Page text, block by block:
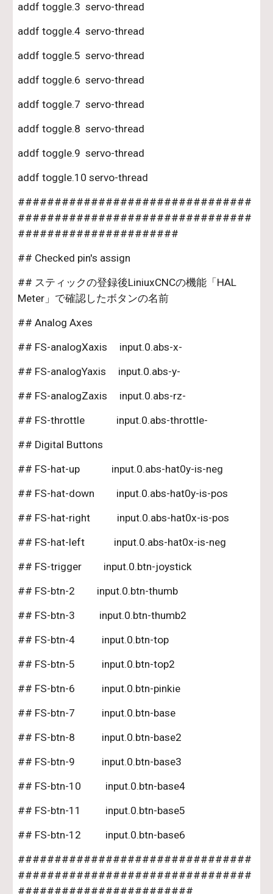
addf toggle.3  servo-thread
addf toggle.4  servo-thread
addf toggle.5  servo-thread
addf toggle.6  servo-thread
addf toggle.7  servo-thread
addf toggle.8  servo-thread
addf toggle.9  servo-thread
addf toggle.10 servo-thread
################################
################################
######################
## Checked pin's assign
## スティックの登録後LiniuxCNCの機能「HAL
Meter」で確認したボタンの名前
## Analog Axes
## FS-analogXaxis     input.0.abs-x-
## FS-analogYaxis     input.0.abs-y-
## FS-analogZaxis     input.0.abs-rz-
## FS-throttle             input.0.abs-throttle-
## Digital Buttons
## FS-hat-up             input.0.abs-hat0y-is-neg
## FS-hat-down         input.0.abs-hat0y-is-pos
## FS-hat-right           input.0.abs-hat0x-is-pos
## FS-hat-left            input.0.abs-hat0x-is-neg
## FS-trigger         input.0.btn-joystick
## FS-btn-2         input.0.btn-thumb
## FS-btn-3          input.0.btn-thumb2
## FS-btn-4           input.0.btn-top
## FS-btn-5           input.0.btn-top2
## FS-btn-6           input.0.btn-pinkie
## FS-btn-7           input.0.btn-base
## FS-btn-8           input.0.btn-base2
## FS-btn-9           input.0.btn-base3
## FS-btn-10          input.0.btn-base4
## FS-btn-11          input.0.btn-base5
## FS-btn-12          input.0.btn-base6
################################
################################
########################